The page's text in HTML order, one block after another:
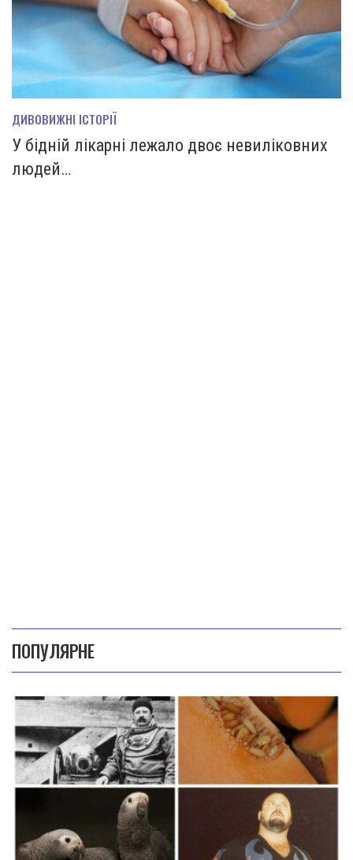
ДИВОВИЖНІ ІСТОРІЇ
У бідній лікарні лежало двоє невиліковних
людей…
ПОПУЛЯРНЕ